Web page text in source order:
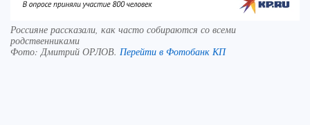
Россияне рассказали, как часто собираются со всеми
родственниками
Фото:Дмитрий ОРЛОВ. Перейти в Фотобанк КП